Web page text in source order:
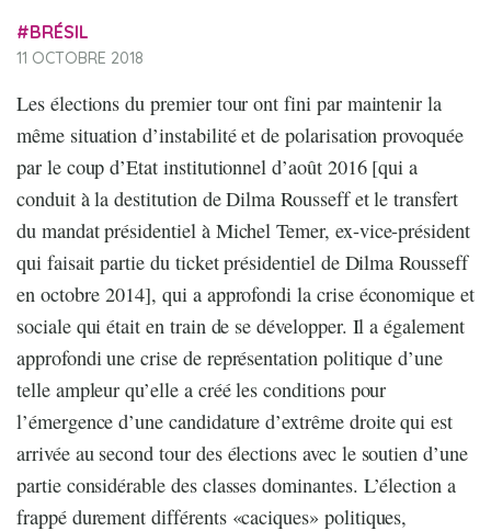
BRÉSIL
11 OCTOBRE 2018
Les élections du premier tour ont fini par maintenir la
même situation d’instabilité et de polarisation provoquée
par le coup d’Etat institutionnel d’août 2016 [qui a
conduit à la destitution de Dilma Rousseff et le transfert
du mandat présidentiel à Michel Temer, ex-vice-président
qui faisait partie du ticket présidentiel de Dilma Rousseff
en octobre 2014], qui a approfondi la crise économique et
sociale qui était en train de se développer. Il a également
approfondi une crise de représentation politique d’une
telle ampleur qu’elle a créé les conditions pour
l’émergence d’une candidature d’extrême droite qui est
arrivée au second tour des élections avec le soutien d’une
partie considérable des classes dominantes. L’élection a
frappé durement différents «caciques» politiques,